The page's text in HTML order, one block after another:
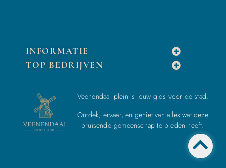
INFORMATIE
TOP BEDRIJVEN
Veenendaal plein is jouw gids voor de stad.
Ontdek, ervaar, en geniet van alles wat deze
bruisende gemeenschap te bieden heeft.